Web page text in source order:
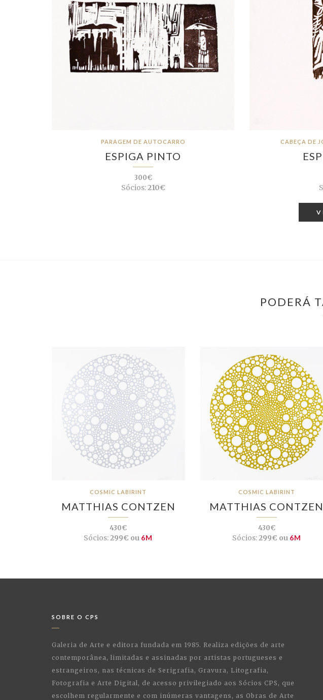
PARAGEM DE AUTOCARRO
ESPIGA PINTO
300€
Sócios:210€
CABEÇA DE
PODERÁ
COSMIC LABIRINT
MATTHIAS CONTZEN
430€
Sócios:299€ ou 6M
COSMIC LABIRINT
MATTHIAS CONTZEN
430€
Sócios:299€ ou 6M
SOBRE O CPS
Galeria de Arte e editora fundada em 1985. Realiza edições de arte
contemporânea, limitadas e assinadas por artistas portugueses e
estrangeiros, nas técnicas de Serigrafia, Gravura, Litografia,
Fotografia e Arte Digital, de acesso privilegiado aos Sócios CPS, que
escolhem regularmente e com inúmeras vantagens, as Obras de Arte